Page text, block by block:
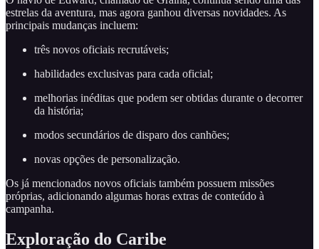
estrelas da aventura, mas agora ganhou diversas novidades. As
principais mudanças incluem:
três novos oficiais recrutáveis;
habilidades exclusivas para cada oficial;
melhorias inéditas que podem ser obtidas durante o decorrer
da história;
modos secundários de disparo dos canhões;
novas opções de personalização.
Os já mencionados novos oficiais também possuem missões
próprias, adicionando algumas horas extras de conteúdo à
campanha.
Exploração do Caribe